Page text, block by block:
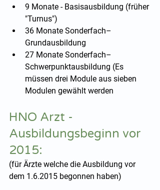
9 Monate - Basisausbildung (früher
"Turnus")
36 Monate Sonderfach–
Grundausbildung
27 Monate Sonderfach–
Schwerpunktausbildung (Es
müssen drei Module aus sieben
Modulen gewählt werden
HNO Arzt -
Ausbildungsbeginn vor
2015:
(für Ärzte welche die Ausbildung vor
dem 1.6.2015 begonnen haben)